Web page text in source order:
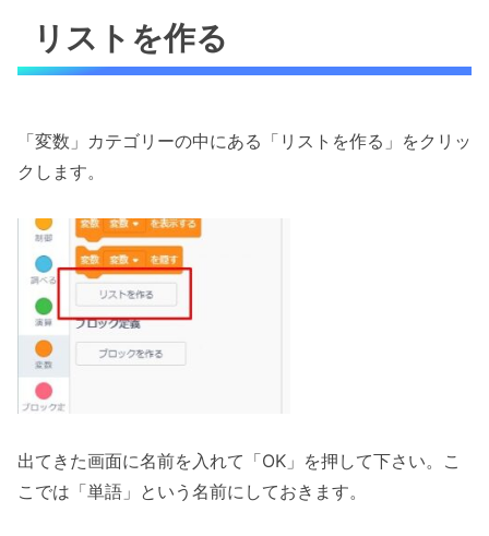
リストを作る
「変数」カテゴリーの中にある「リストを作る」をクリッ
クします。
出てきた画面に名前を入れて「OK」を押して下さい。こ
こでは「単語」という名前にしておきます。